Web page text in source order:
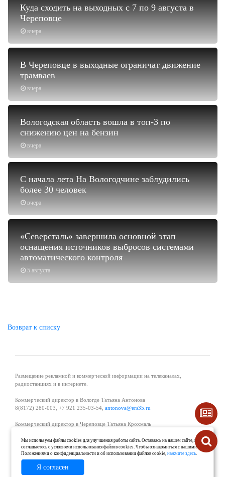
вчера
Куда сходить на выходных с 7 по 9 августа в
Череповце
вчера
В Череповце в выходные ограничат движение
трамваев
вчера
Вологодская область вошла в топ-3 по
снижению цен на бензин
вчера
С начала лета На Вологодчине заблудились
более 30 человек
5 августа
«Северсталь» завершила основной этап
оснащения источников выбросов системами
автоматического контроля
Возврат к списку
Размещение рекламной и коммерческой информации на телеканалах,
радиостанциях и в интернете.
Коммерческий директор в Вологде Татьяна Антонова
8(8172) 280-003, +7 921 235-03-54, antonova@ers35.ru
Коммерческий директор в Череповце Татьяна Крохмаль
Начальник отдела рекламы в Великом Устюге Екатерина Вьюжанина 8(81738)
2-04-44, +7 921 125-06-40,katrinv81@mail.ru
О проекте Реклама
Мы используем файлы cookies для улучшения работы сайта. Оставаясь на нашем сайте, вы
соглашаетесь с условиями использования файлов cookies. Чтобы ознакомиться с нашими
Положениями о конфиденциальности и об использовании файлов cookie,нажмите здесь.
Я согласен